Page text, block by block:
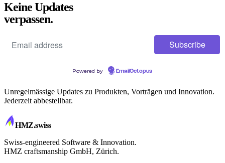
Keine Updates
verpassen.
Powered by EmailOctopus
Unregelmässige Updates zu Produkten, Vorträgen und Innovation.
Jederzeit abbestellbar.
HMZ.swiss
Swiss-engineered Software & Innovation.
HMZ craftsmanship GmbH, Zürich.